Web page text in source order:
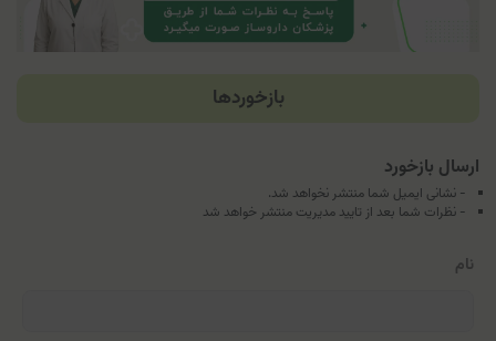
بازخوردها
ارسال بازخورد
- نشانی ایمیل شما منتشر نخواهد شد.
- نظرات شما بعد از تایید مدیریت منتشر خواهد شد
نام